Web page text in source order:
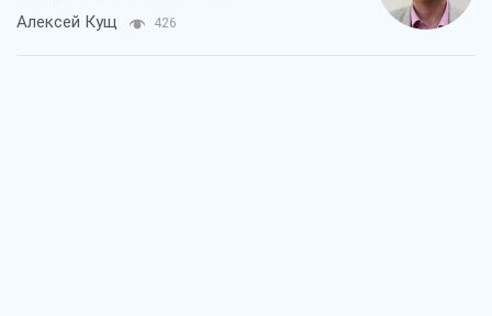
Алексей Кущ 426